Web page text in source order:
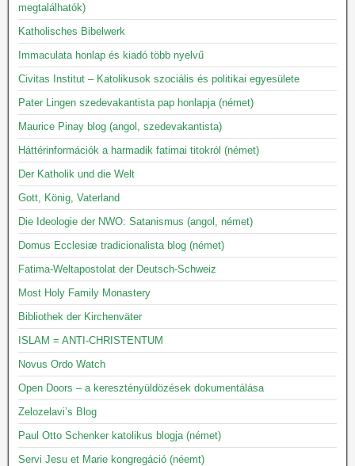
megtalálhatók)
Katholisches Bibelwerk
Immaculata honlap és kiadó több nyelvű
Civitas Institut – Katolikusok szociális és politikai egyesülete
Pater Lingen szedevakantista pap honlapja (német)
Maurice Pinay blog (angol, szedevakantista)
Háttérinformációk a harmadik fatimai titokról (német)
Der Katholik und die Welt
Gott, König, Vaterland
Die Ideologie der NWO: Satanismus (angol, német)
Domus Ecclesiæ tradicionalista blog (német)
Fatima-Weltapostolat der Deutsch-Schweiz
Most Holy Family Monastery
Bibliothek der Kirchenväter
ISLAM = ANTI-CHRISTENTUM
Novus Ordo Watch
Open Doors – a keresztényüldözések dokumentálása
Zelozelavi’s Blog
Paul Otto Schenker katolikus blogja (német)
Servi Jesu et Marie kongregáció (néemt)